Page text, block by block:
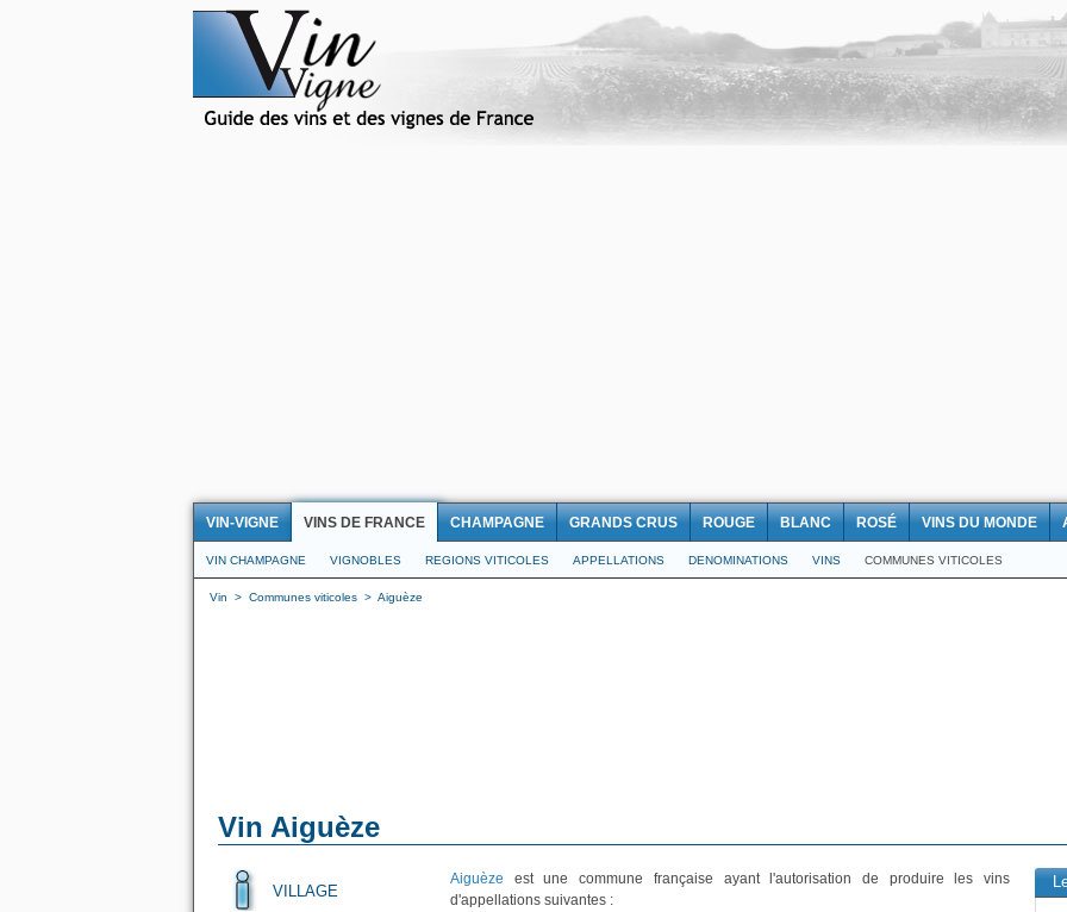
VIN-VIGNE VINS DE FRANCE CHAMPAGNE GRANDS CRUS ROUGE BLANC ROSÉ VINS DU MONDE
VIN CHAMPAGNE VIGNOBLES REGIONS VITICOLES APPELLATIONS DENOMINATIONS VINS COMMUNES VITICOLES
Vin > Communes viticoles > Aiguèze
Vin Aiguèze
VILLAGE
Aiguèze est une commune française ayant l'autorisation de produire les vins
d'appellations suivantes :